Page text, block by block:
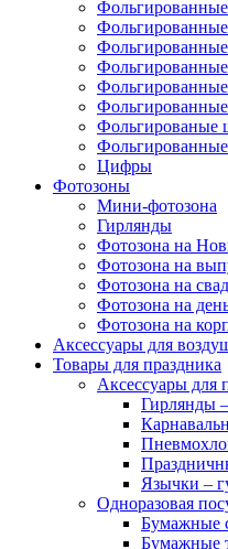
Фольгированые
Цифры
Фотозоны
Мини-фотозона
Гирлянды
Фотозона на
Фотозона на
Фотозона на
Фотозона на
Фотозона на
Аксессуары для
Товары для праздника
Аксессуары для
Гирлянды
Язычки –
Одноразовая
Бумажные
Бумажные